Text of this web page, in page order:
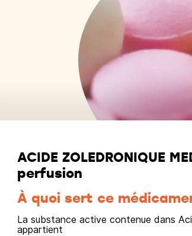
ACIDE ZOLEDRONIQUE
perfusion
À quoi sert ce
La substance active contenue dans
appartient